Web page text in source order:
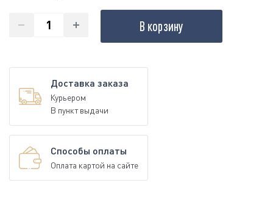
В корзину
Доставка заказа
Курьером
В пункт выдачи
Способы оплаты
Оплата картой на сайте